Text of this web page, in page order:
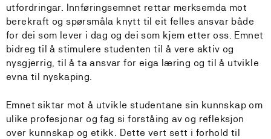
utfordringar. Innføringsemnet rettar merksemda mot
berekraft og spørsmåla knytt til eit felles ansvar både
for dei som lever i dag og dei som kjem etter oss. Emnet
bidreg til å stimulere studenten til å vere aktiv og
nysgjerrig, til å ta ansvar for eiga læring og til å utvikle
evna til nyskaping.
Emnet siktar mot å utvikle studentane sin kunnskap om
ulike profesjonar og fag si forståing av og refleksjon
over kunnskap og etikk. Dette vert sett i forhold til